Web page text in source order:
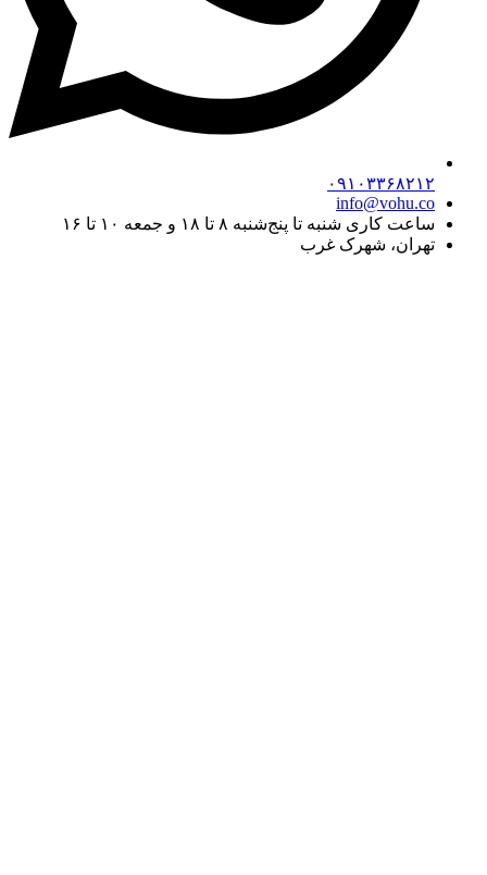
۰۹۱۰۳۳۶۸۲۱۲
info@vohu.co
ساعت کاری شنبه تا پنج‌شنبه ۸ تا ۱۸ و جمعه ۱۰ تا ۱۶
تهران، شهرک غرب